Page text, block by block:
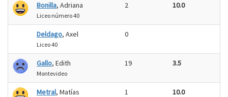
Bonilla, Adriana
Liceo número 40
2 10.0
Deldago, Axel
Liceo 40
0
Gallo, Edith
Montevideo
19 3.5
Metral, Matías 1 10.0